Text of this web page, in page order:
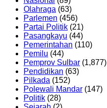
Olahraga (63)
Parlemen (456)
Partai Politik (21)
Pasangkayu (44)
Pemerintahan (110)
Pemilu (44)
Pemprov Sulbar (1,877)
Pendidikan (63)
Pilkada (152)
Polewali Mandar (147)
Politik (28)